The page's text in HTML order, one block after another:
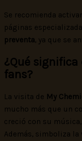
Se recomienda
páginas
preventa, ya que se
¿Qué significa
fans?
La visita de My
mucho más que un
creció con su
Además, simboliza